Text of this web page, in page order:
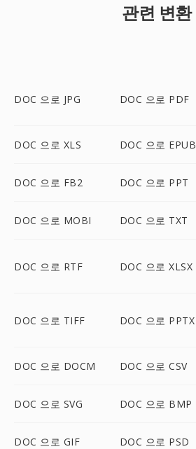
관련 변환
DOC 으로 JPG DOC 으로 PDF
DOC 으로 XLS DOC 으로 EPUB
DOC 으로 FB2 DOC 으로 PPT
DOC 으로 MOBI DOC 으로 TXT
DOC 으로 RTF DOC 으로 XLSX
DOC 으로 TIFF DOC 으로 PPTX
DOC 으로 DOCM DOC 으로 CSV
DOC 으로 SVG DOC 으로 BMP
DOC 으로 GIF DOC 으로 PSD